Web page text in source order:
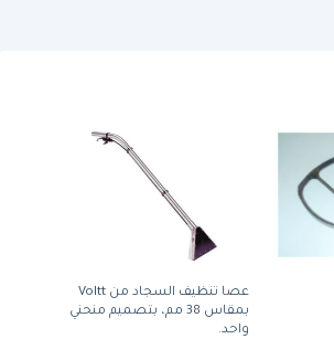
عصا تنظيف السجاد من Voltt
بمقاس 38 مم، بتصميم منحني
واحد.